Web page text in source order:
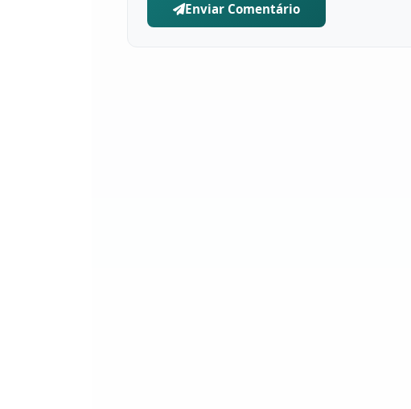
Enviar Comentário